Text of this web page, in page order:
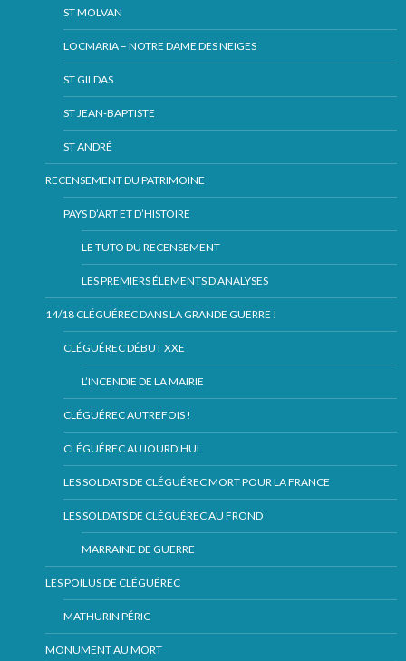
ST MOLVAN
LOCMARIA – NOTRE DAME DES NEIGES
ST GILDAS
ST JEAN-BAPTISTE
ST ANDRÉ
RECENSEMENT DU PATRIMOINE
PAYS D’ART ET D’HISTOIRE
LE TUTO DU RECENSEMENT
LES PREMIERS ÉLEMENTS D’ANALYSES
14/18 CLÉGUÉREC DANS LA GRANDE GUERRE !
CLÉGUÉREC DÉBUT XXE
L’INCENDIE DE LA MAIRIE
CLÉGUÉREC AUTREFOIS !
CLÉGUÉREC AUJOURD’HUI
LES SOLDATS DE CLÉGUÉREC MORT POUR LA FRANCE
LES SOLDATS DE CLÉGUÉREC AU FROND
MARRAINE DE GUERRE
LES POILUS DE CLÉGUÉREC
MATHURIN PÉRIC
MONUMENT AU MORT